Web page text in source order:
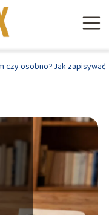
czy osobno? Jak zapisywać